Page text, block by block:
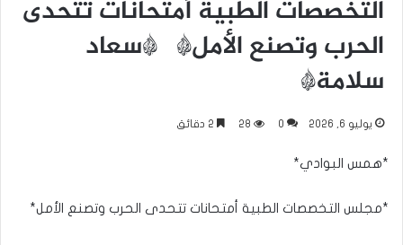
التخصصات الطبية أمتحانات تتحدى
الحرب وتصنع الأمل* *سعاد
سلامة*
يوليو 6, 2026 0
28
*همس البوادي*
*مجلس التخصصات الطبية أمتحانات تتحدى الحرب وتصنع الأمل*